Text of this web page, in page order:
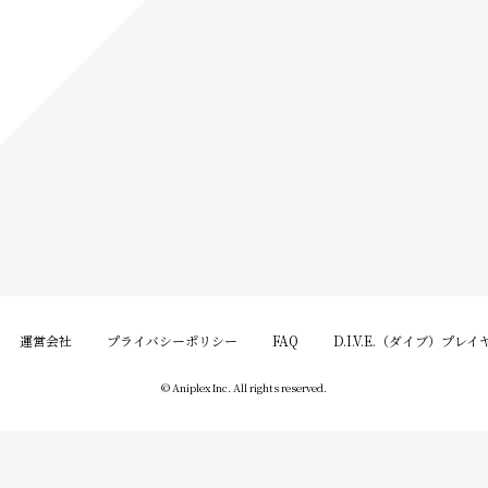
運営会社 プライバシーポリシー FAQ D.I.V.E.（ダイブ）プレイ
© Aniplex Inc. All rights reserved.